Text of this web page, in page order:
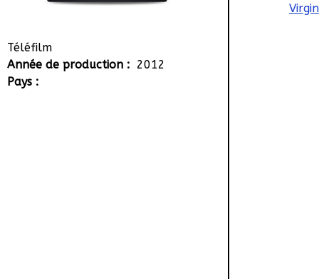
Téléfilm
Année de production : 2012
Pays :